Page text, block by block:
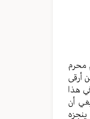
محرم
أرقى
هذا
أن